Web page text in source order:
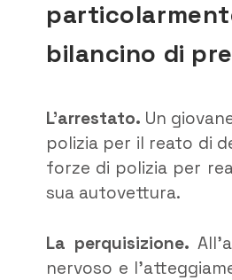
bilancino di
L’arrestato. Un
polizia per il reato di
forze di polizia per
sua autovettura.
La perquisizione.
nervoso e